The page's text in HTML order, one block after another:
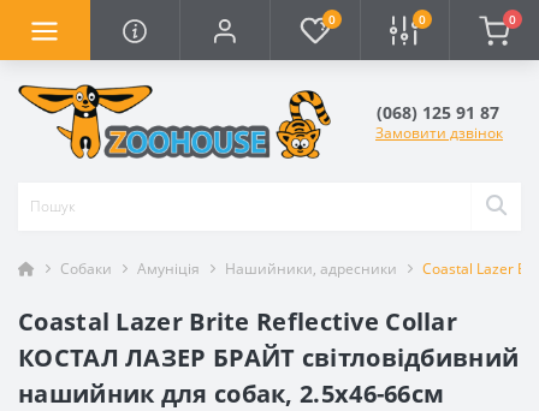
0 0 0
(068) 125 91 87
Замовити дзвінок
Собаки Амуніція Нашийники, адресники Coastal Lazer
Coastal Lazer Brite Reflective Collar
КОСТАЛ ЛАЗЕР БРАЙТ світловідбивний
нашийник для собак, 2.5х46-66см